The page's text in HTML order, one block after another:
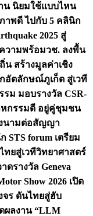
น นิยมใช้แบบไหน
าพดี ไปกับ 5 คลินิก
2025 สู่
ความพร้อมวช. ลงพื้น
สร้างมูลค่าเชิง
อัตลักษณ์ภูเก็ต สู่เวที
ม มอบรางวัล CSR-
หกรรมดี อยู่คู่ชุมชน
นามต่อสัญญา
STS forum เตรียม
ทยสู่เวทีวิทยาศาสตร์
ดรางวัล Geneva
Show 2026 เปิด
จร ดันไทยสู่ฮับ
ผลงาน “LLM